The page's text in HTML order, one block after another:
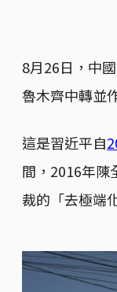
8月26日，中
魯木齊中轉並
這是習近平自
間，2016年陳
裁的「去極端